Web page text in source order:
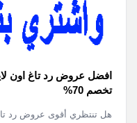
افضل عروض رد تاغ اون
تخصم 70%
هل تنتظري أقوى عروض رد